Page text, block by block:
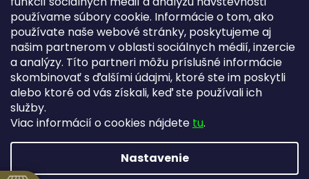
používame súbory cookie. Informácie o tom, ako
používate naše webové stránky, poskytujeme aj
našim partnerom v oblasti sociálnych médií, inzercie
a analýzy. Títo partneri môžu príslušné informácie
skombinovať s ďalšími údajmi, ktoré ste im poskytli
alebo ktoré od vás získali, keď ste používali ich
služby.
Viac informácií o cookies nájdete tu.
Nastavenie
Sledovať na Instagrame
Fortuna Aurum na Heureka.sk